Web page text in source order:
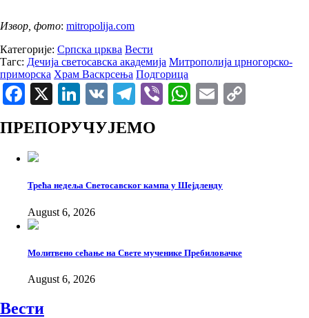
Извор, фото: mitropolija.com
Категорије: Српска црква Вести
Тагс: Дечија светосавска академија Митрополија црногорско-
приморска Храм Васкрсења Подгорица
Facebook
X LinkedIn
VK Telegram
ViberWhatsApp
Email
ПРЕПОРУЧУЈЕМО
Трећа недеља Светосавског кампа у Шејдленду
August 6, 2026
Молитвено сећање на Свете мученике Пребиловачке
August 6, 2026
Вести